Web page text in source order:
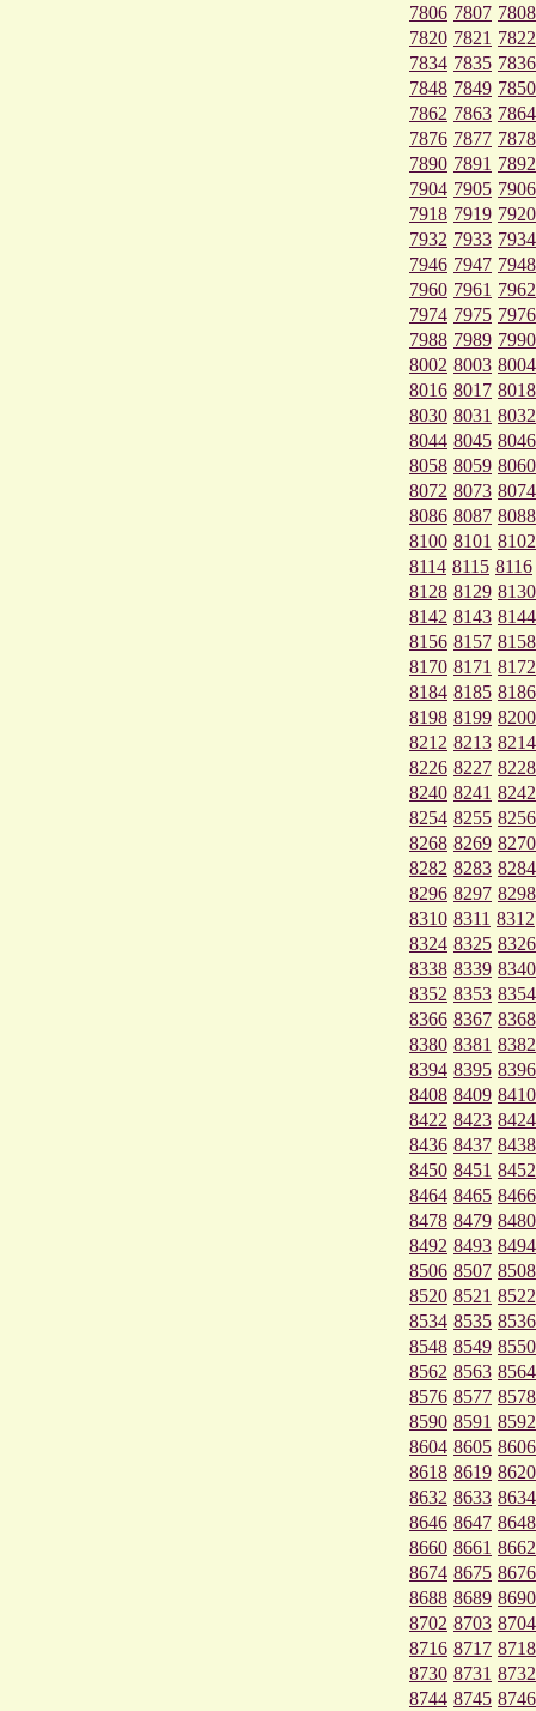
7806 7807 7808
7820 7821 7822
7834 7835 7836
7848 7849 7850
7862 7863 7864
7876 7877 7878
7890 7891 7892
7904 7905 7906
7918 7919 7920
7932 7933 7934
7946 7947 7948
7960 7961 7962
7974 7975 7976
7988 7989 7990
8002 8003 8004
8016 8017 8018
8030 8031 8032
8044 8045 8046
8058 8059 8060
8072 8073 8074
8086 8087 8088
8100 8101 8102
8114 8115 8116
8128 8129 8130
8142 8143 8144
8156 8157 8158
8170 8171 8172
8184 8185 8186
8198 8199 8200
8212 8213 8214
8226 8227 8228
8240 8241 8242
8254 8255 8256
8268 8269 8270
8282 8283 8284
8296 8297 8298
8310 8311 8312
8324 8325 8326
8338 8339 8340
8352 8353 8354
8366 8367 8368
8380 8381 8382
8394 8395 8396
8408 8409 8410
8422 8423 8424
8436 8437 8438
8450 8451 8452
8464 8465 8466
8478 8479 8480
8492 8493 8494
8506 8507 8508
8520 8521 8522
8534 8535 8536
8548 8549 8550
8562 8563 8564
8576 8577 8578
8590 8591 8592
8604 8605 8606
8618 8619 8620
8632 8633 8634
8646 8647 8648
8660 8661 8662
8674 8675 8676
8688 8689 8690
8702 8703 8704
8716 8717 8718
8730 8731 8732
8744 8745 8746